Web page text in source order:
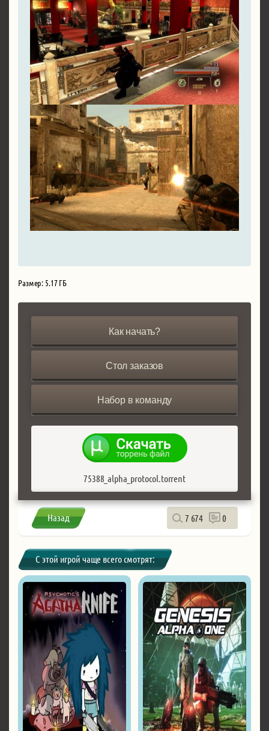
Размер: 5.17 ГБ
Как начать?
Стол заказов
Набор в команду
75388_alpha_protocol.torrent
Назад 7 674 0
С этой игрой чаще всего смотрят: